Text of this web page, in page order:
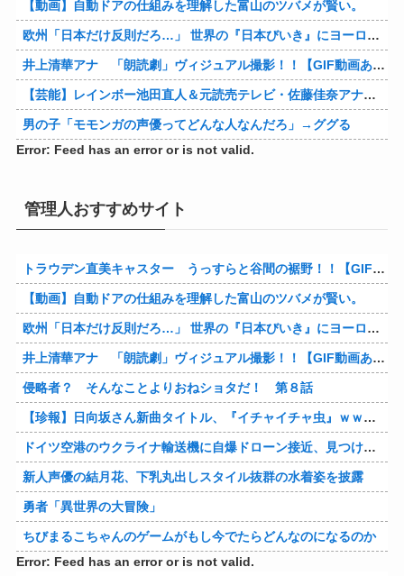
【動画】自動ドアの仕組みを理解した富山のツバメが賢い。
欧州「日本だけ反則だろ…」 世界の『日本びいき』にヨーロッパ全土から不満の声
井上清華アナ 「朗読劇」ヴィジュアル撮影！！【GIF動画あり】
【芸能】レインボー池田直人＆元読売テレビ・佐藤佳奈アナが結婚
男の子「モモンガの声優ってどんな人なんだろ」→ググる
Error: Feed has an error or is not valid.
管理人おすすめサイト
トラウデン直美キャスター うっすらと谷間の裾野！！【GIF動画あり】
【動画】自動ドアの仕組みを理解した富山のツバメが賢い。
欧州「日本だけ反則だろ…」 世界の『日本びいき』にヨーロッパ全土から不満の声
井上清華アナ 「朗読劇」ヴィジュアル撮影！！【GIF動画あり】
侵略者？ そんなことよりおねショタだ！ 第８話
【珍報】日向坂さん新曲タイトル、『イチャイチャ虫』ｗｗｗ★2
ドイツ空港のウクライナ輸送機に自爆ドローン接近、見つけた空港職員が蹴り落とす…高性能プラスチック爆弾搭載！
新人声優の結月花、下乳丸出しスタイル抜群の水着姿を披露
勇者「異世界の大冒険」
ちびまるこちゃんのゲームがもし今でたらどんなのになるのか
Error: Feed has an error or is not valid.